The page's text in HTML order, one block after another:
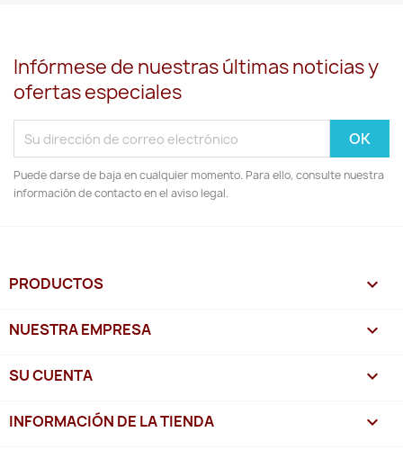
Infórmese de nuestras últimas noticias y
ofertas especiales
Puede darse de baja en cualquier momento. Para ello, consulte nuestra
información de contacto en el aviso legal.
PRODUCTOS 
NUESTRA EMPRESA 
SU CUENTA 
INFORMACIÓN DE LA TIENDA keyboard_arrow_down